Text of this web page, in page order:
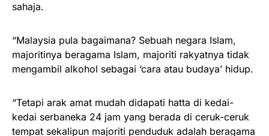
sahaja.
“Malaysia pula bagaimana? Sebuah negara Islam,
majoritinya beragama Islam, majoriti rakyatnya tidak
mengambil alkohol sebagai ‘cara atau budaya’ hidup.
“Tetapi arak amat mudah didapati hatta di kedai-
kedai serbaneka 24 jam yang berada di ceruk-ceruk
tempat sekalipun majoriti penduduk adalah beragama